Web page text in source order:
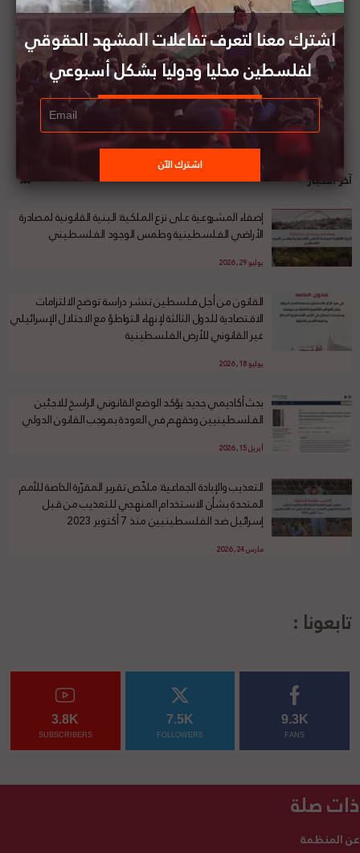
آخر الأخبار
إضفاء المشروعية على نزع الملكية: البنية القانونية لمصادرة
الأراضي الفلسطينية وطمس الوجود الفلسطيني
يوليو 29, 2026
القانون من أجل فلسطين تنشر دراسة توضح الالتزامات
الاقتصادية للدول الثالثة لإنهاء التواطؤ مع الاحتلال الإسرائيلي
غير القانوني للأرض الفلسطينية
يوليو 18, 2026
بحث أكاديمي جديد يؤكد الوضع القانوني الراسخ للاجئين
الفلسطينيين وحقهم في العودة بموجب القانون الدولي
أبريل 15, 2026
التعذيب والإبادة الجماعية: ملخّص تقرير المقرّرة الخاصة للأمم
المتحدة بشأن الاستخدام المنهجي للتعذيب من قبل
إسرائيل ضد الفلسطينيين منذ 7 أكتوبر 2023
مارس 24, 2026
تابعونا :
9.3K
FANS
7.5K
FOLLOWERS
3.8K
SUBSCRIBERS
ذات صلة
عن المنظمة
اشترك معنا لتعرف تفاعلات المشهد الحقوقي
لفلسطين محليا ودوليا بشكل أسبوعي